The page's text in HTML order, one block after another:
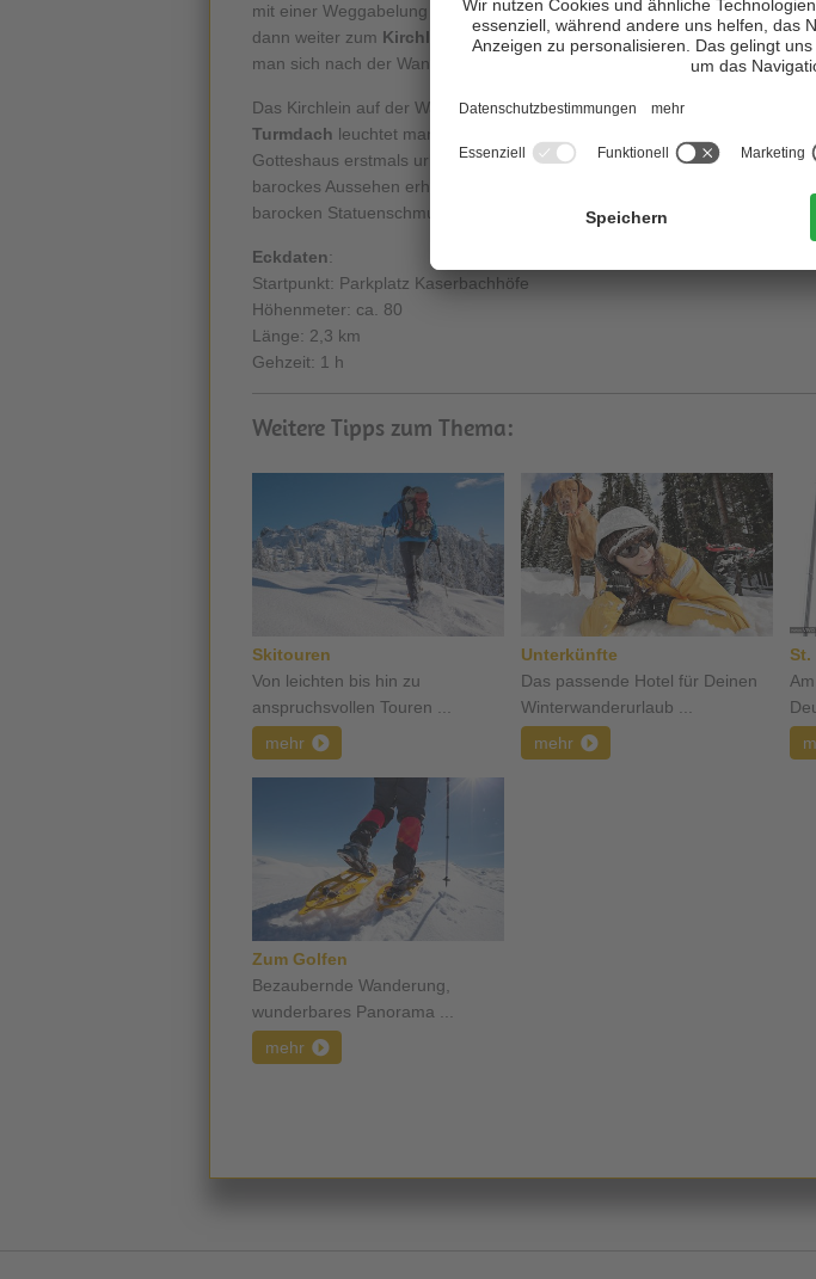
mit einer Weggabelung erreicht. Den rechts abzweigenden breiten Weg
dann weiter zum Kirchlein
hinaufsteigen. Neben diesem befindet sich
man sich nach der Wanderung stärken kann.
Das Kirchlein auf der Waldkuppe kann man schon von weitem erkennen,
Turmdach leuchtet manchmal zwischen den Bäumen durch. Bereits im
Gotteshaus erstmals urkundlich erwähnt. Immer wieder wurde sie
barockes Aussehen erhielt. Sehenswert sind der Hochaltar, sowie der
barocken Statuenschmuck und die
Marienskulpturvon 1700.
Eckdaten:
Startpunkt: Parkplatz Kaserbachhöfe
Höhenmeter: ca. 80
Länge: 2,3 km
Gehzeit: 1 h
Weitere Tipps zum Thema:
Skitouren
Von leichten bis hin zu
anspruchsvollen Touren ...
mehr
Unterkünfte
Das passende Hotel für Deinen
Winterwanderurlaub ...
mehr
St.
Zum Golfen
Bezaubernde Wanderung,
wunderbares Panorama ...
mehr